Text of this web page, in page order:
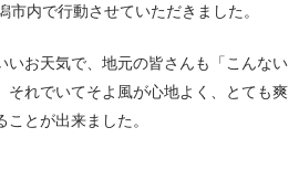
内で行動させていただきました。
いお天気で、地元の皆さんも「こんない
それでいてそよ風が心地よく、とても爽
とが出来ました。